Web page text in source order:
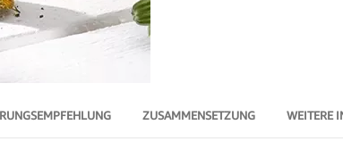
ZUSAMMENSETZUNG WEITERE